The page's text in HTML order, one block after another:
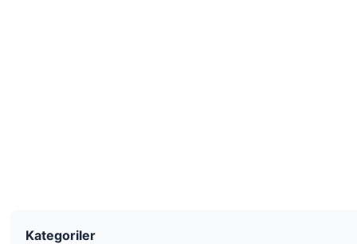
Kategoriler